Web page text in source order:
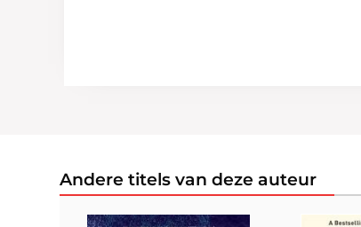
Andere titels van deze auteur